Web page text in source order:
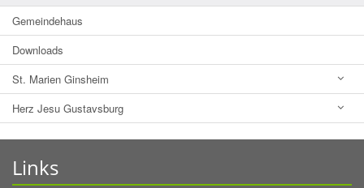
Gemeindehaus
Downloads
St. Marien Ginsheim
Herz Jesu Gustavsburg
Links